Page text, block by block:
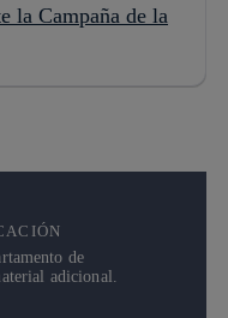
la Campaña de la
de
adicional.